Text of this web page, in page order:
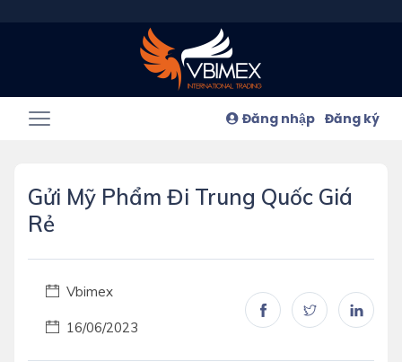
Đăng nhập Đăng ký
Gửi Mỹ Phẩm Đi Trung Quốc Giá
Rẻ
Vbimex
16/06/2023